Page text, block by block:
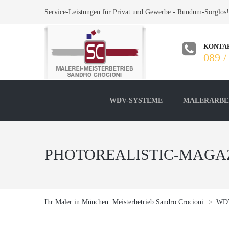
Service-Leistungen für Privat und Gewerbe - Rundum-Sorglos!
089 /
WDV-SYSTEME
PHOTOREALISTIC-
Ihr Maler in München: Meisterbetrieb Sandro Crocioni >